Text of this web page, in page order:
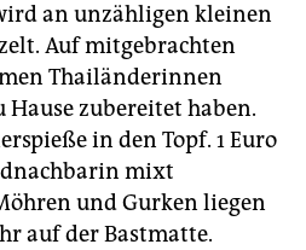
an unzähligen kleinen
Auf mitgebrachten
Thailänderinnen
Hause zubereitet haben.
in den Topf. 1 Euro
mixt
und Gurken liegen
auf der Bastmatte.